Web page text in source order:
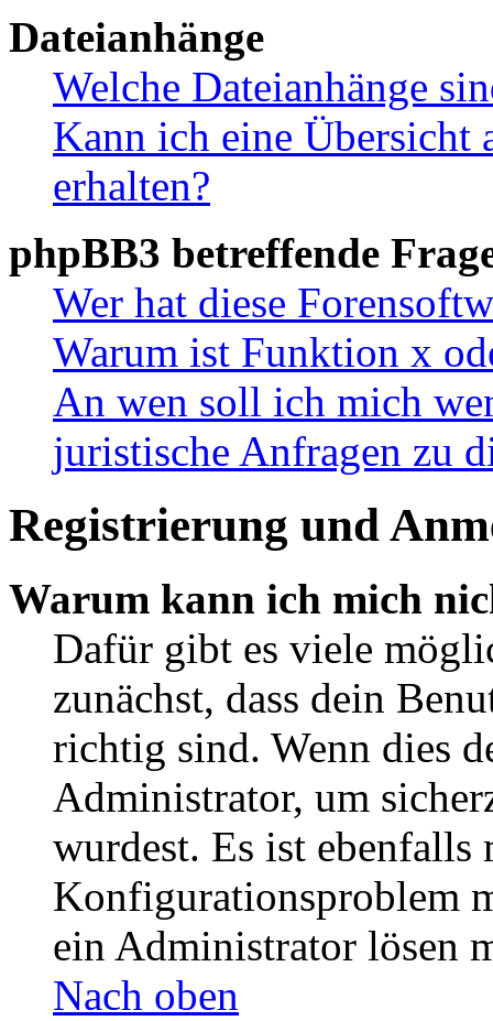
Dateianhänge
Welche Dateianhänge
Kann ich eine Übersicht
erhalten?
phpBB3 betreffende
Wer hat diese
Warum ist Funktion x
An wen soll ich mich
juristische Anfragen zu
Registrierung und
Warum kann ich mich
Dafür gibt es viele
zunächst, dass dein
richtig sind. Wenn dies
Administrator, um
wurdest. Es ist ebenfalls
Konfigurationsproblem
ein Administrator lösen
Nach oben